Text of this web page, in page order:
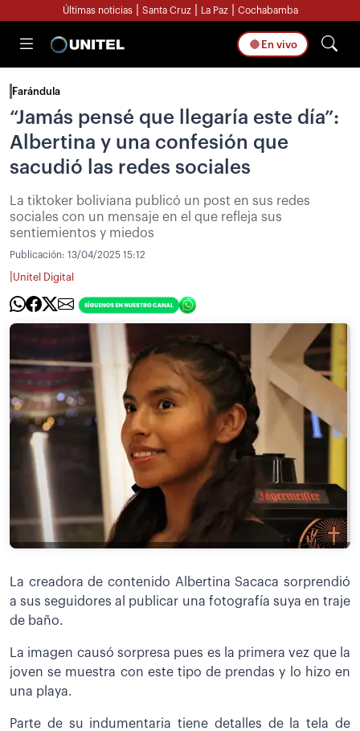
Últimas noticias Santa Cruz La Paz Cochabamba
En vivo
Farándula
“Jamás pensé que llegaría este día”:
Albertina y una confesión que
sacudió las redes sociales
La tiktoker boliviana publicó un post en sus redes
sociales con un mensaje en el que refleja sus
sentiemientos y miedos
Publicación: 13/04/2025 15:12
Unitel Digital
La creadora de contenido Albertina Sacaca sorprendió
a sus seguidores al publicar una fotografía suya en traje
de baño.
La imagen causó sorpresa pues es la primera vez que la
joven se muestra con este tipo de prendas y lo hizo en
una playa.
Parte de su indumentaria tiene detalles de la tela de